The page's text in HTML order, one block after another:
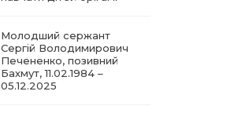
Молодший сержант
Сергій Володимирович
Печененко, позивний
Бахмут, 11.02.1984 –
05.12.2025